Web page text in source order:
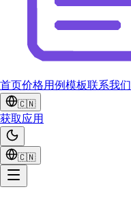
首页价格用例模板联系我们
🇨🇳
获取应用
🇨🇳